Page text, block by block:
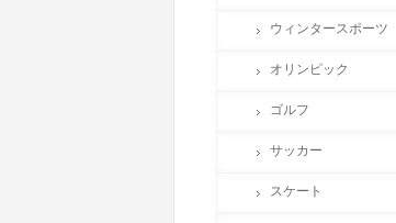
ウィンタースポーツ
オリンピック
ゴルフ
サッカー
スケート